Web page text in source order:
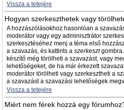
Vissza a tetejére
Hogyan szerkeszthetek vagy
A hozzászólásokhoz hasonlóan a
moderátor vagy egy adminisztrátor
szerkesztéséhez menj a téma első
a szavazás, és kattints a szerkesztgombra.
készítő még törölheti a szavazást, vagy
lehetőségeket, de ha már érkezett
moderátor törölheti vagy szerkesztheti a
a szavazást a szavazási lehetőségek
Vissza a tetejére
Miért nem férek hozzá egy